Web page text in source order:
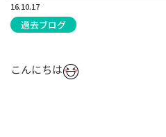
16.10.17
過去ブログ
こんにちは